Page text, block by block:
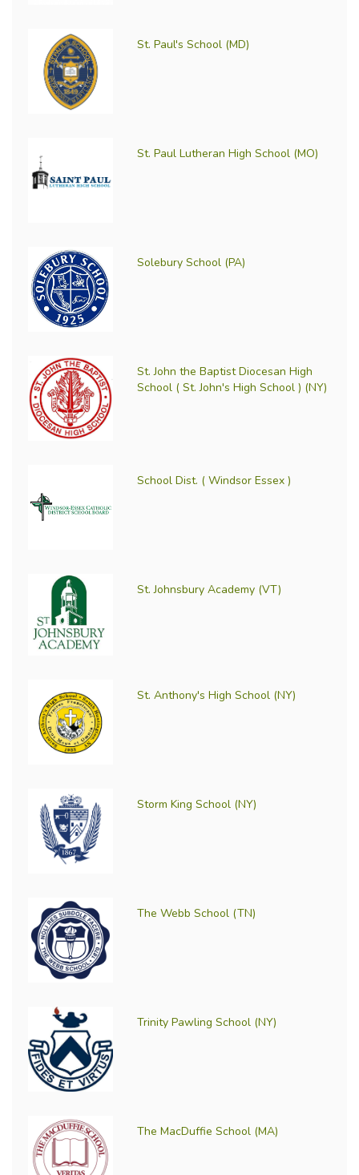
St. Paul's School (MD)
St. Paul Lutheran High School (MO)
Solebury School (PA)
St. John the Baptist Diocesan High
School ( St. John's High School ) (NY)
School Dist. ( Windsor Essex )
St. Johnsbury Academy (VT)
St. Anthony's High School (NY)
Storm King School (NY)
The Webb School (TN)
Trinity Pawling School (NY)
The MacDuffie School (MA)